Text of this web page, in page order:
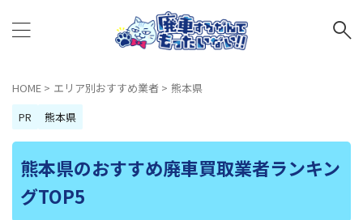
HOME > エリア別おすすめ業者 > 熊本県
PR
熊本県
熊本県のおすすめ廃車買取業者ランキン
グTOP5